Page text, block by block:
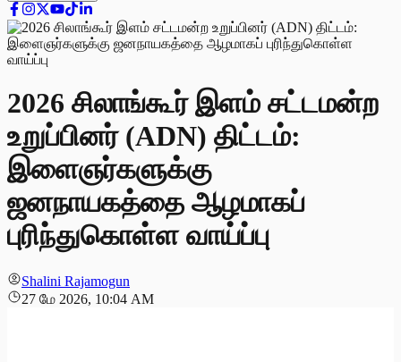
2026 சிலாங்கூர் இளம் சட்டமன்ற
உறுப்பினர் (ADN) திட்டம்:
இளைஞர்களுக்கு
ஜனநாயகத்தை ஆழமாகப்
புரிந்துகொள்ள வாய்ப்பு
Shalini Rajamogun
27 மே 2026, 10:04 AM